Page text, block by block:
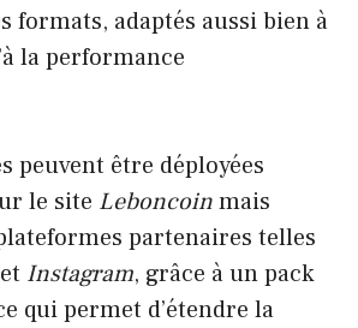
formats, adaptés aussi bien à
la performance
peuvent être déployées
le site Leboncoinmais
partenaires telles
Instagram, grâce à un pack
qui permet d’étendre la